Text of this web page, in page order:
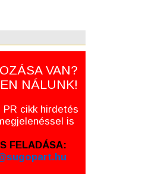
VAN?
NÁLUNK!
PR cikk hirdetés
is
FELADÁSA: